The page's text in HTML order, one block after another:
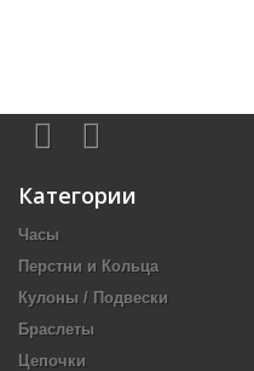
Категории
Часы
Перстни и Кольца
Кулоны / Подвески
Браслеты
Цепочки